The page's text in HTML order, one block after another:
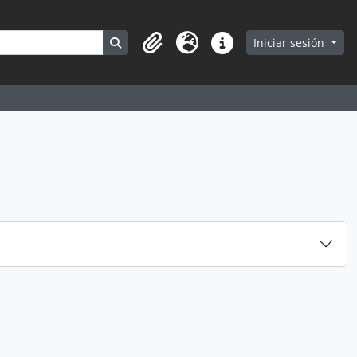
Search in browse page
Portapapeles
Idioma Enlaces rápidos
Iniciar sesión